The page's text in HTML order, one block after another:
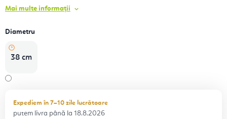
Mai multe informații
Diametru
38 cm
Expediem în 7–10 zile lucrătoare
18.8.2026